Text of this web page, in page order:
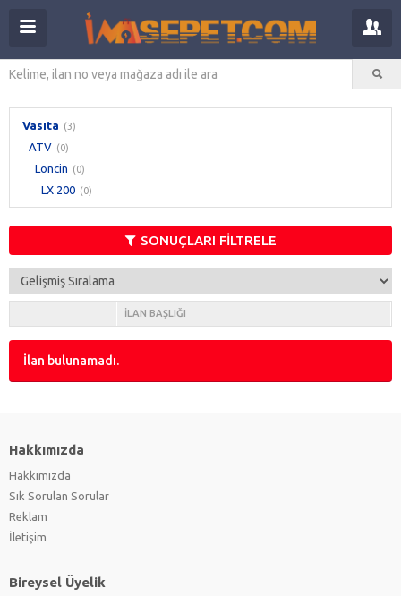
Vasıta (3)
ATV (0)
Loncin (0)
LX 200 (0)
SONUÇLARI FİLTRELE
İLAN BAŞLIĞI
İlan bulunamadı.
Hakkımızda
Hakkımızda
Sık Sorulan Sorular
Reklam
İletişim
Bireysel Üyelik